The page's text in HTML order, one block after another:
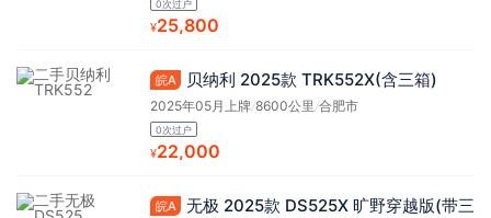
0次过户
¥25,800
皖A 贝纳利 2025款 TRK552X(含三箱)
2025年05月上牌/8600公里/合肥市
0次过户
¥22,000
皖A
无极 2025款 DS525X 旷野穿越版(带三